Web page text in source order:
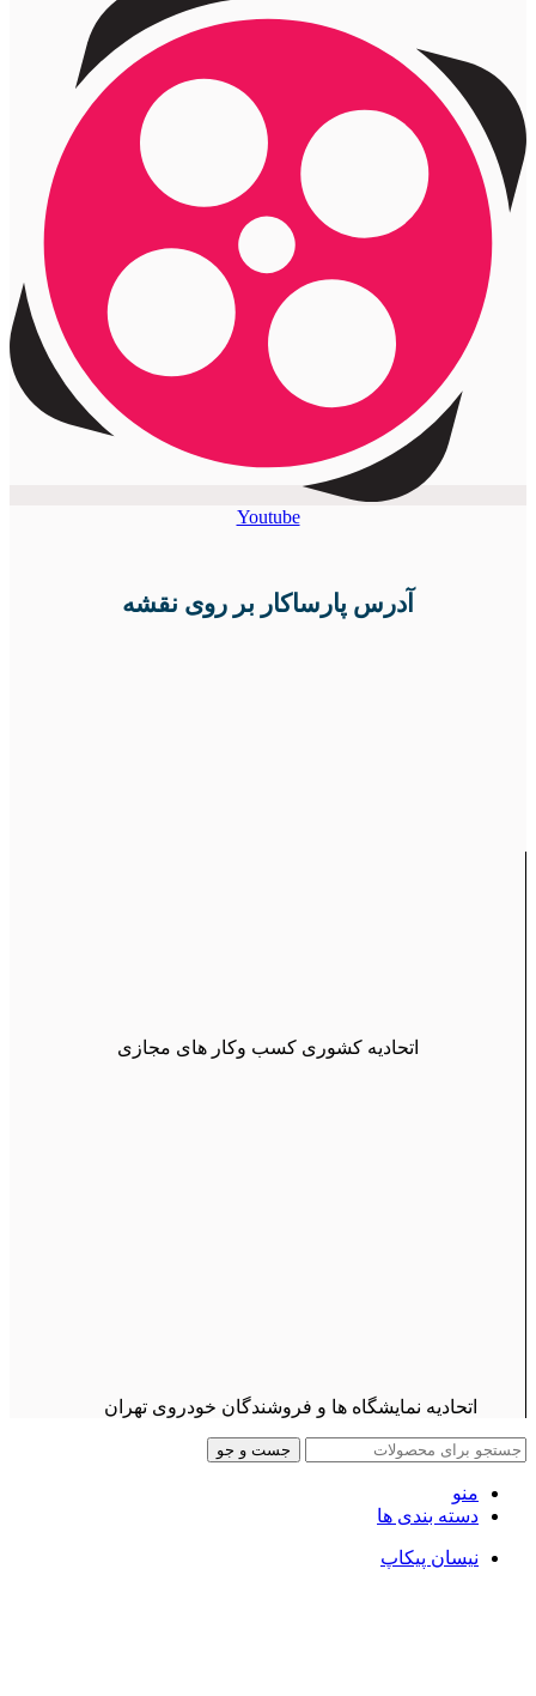
Youtube
آدرس پارساکار بر روی نقشه
اتحادیه کشوری کسب وکار های مجازی
اتحادیه نمایشگاه ها و فروشندگان خودروی تهران
جست و جو
منو
دسته بندی ها
نیسان پیکاپ